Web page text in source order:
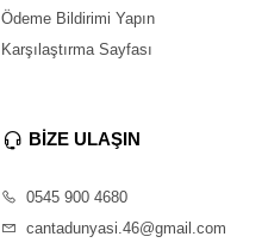
Ödeme Bildirimi Yapın
Karşılaştırma Sayfası
BİZE ULAŞIN
0545 900 4680
cantadunyasi.46@gmail.com